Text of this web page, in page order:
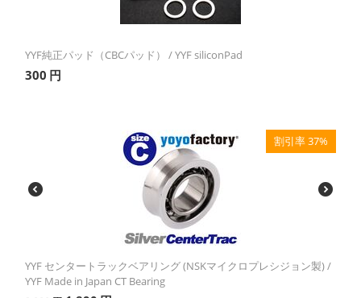
YYF純正パッド（CBCパッド） / YYF siliconPad
300 円
割引率 37%
YYF センタートラックベアリング (NSKマイクロプレシジョン製) /
YYF Made in Japan CT Bearing